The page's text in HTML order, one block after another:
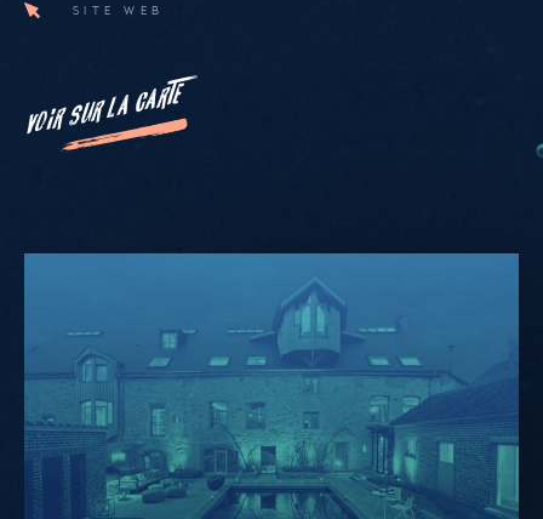
SITE WEB
VOIR SUR LA CARTE